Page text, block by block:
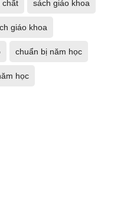
chất sách giáo khoa
giáo khoa
chuẩn bị năm học
học